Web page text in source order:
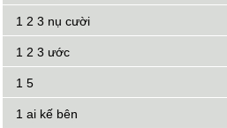
1 2 3 nụ cười
1 2 3 ước
1 5
1 ai kế bên